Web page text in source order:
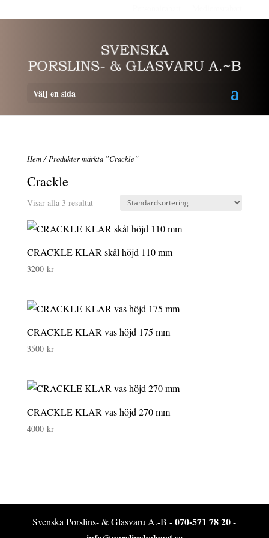
Välj en sida
Hem/ Produkter märkta ”Crackle”
Crackle
Visar alla 3 resultat
CRACKLE KLAR skål höjd 110 mm
3200 kr
CRACKLE KLAR vas höjd 175 mm
3500 kr
CRACKLE KLAR vas höjd 270 mm
4000 kr
Svenska Porslins- & Glasvaru A.-B -070-571 78 20-